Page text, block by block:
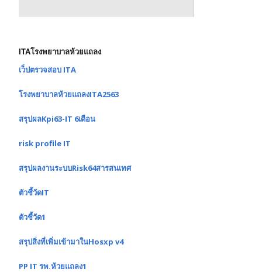
ITAโรงพยาบาลห้วยแถลง
เว็ปตรวจสอบ ITA
โรงพยาบาลห้วยแถลงITA2563
สรุปผลKpi63-IT 6เดือน
risk profile IT
สรุปผลงานระบบRisk64สารสนเทศ
ตัวชี้วัดIT
ตัวชี้วัด1
สรุปสิ่งที่เพิ่มเข้ามาในHosxp v4
PP IT รพ.ห้วยแถลง1